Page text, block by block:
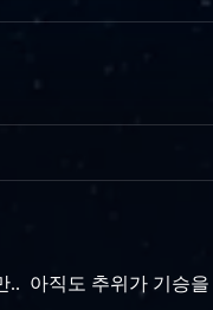
아직도 추위가 기승을